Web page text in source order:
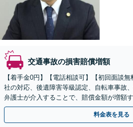
交通事故の損害賠償増額
【着手金0円】【電話相談可】【初回面談
社の対応、後遺障害等級認定、自転車事故
弁護士が介入することで、賠償金額が増額
面したら、まずはご相談【夜間・休日面談
料金表を見る